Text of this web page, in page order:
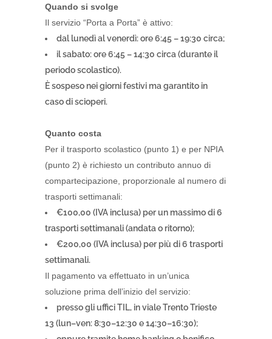
Quando si svolge
Il servizio “Porta a Porta” è attivo:
dal lunedì al venerdì: ore 6:45 – 19:30 circa;
il sabato: ore 6:45 – 14:30 circa (durante il
periodo scolastico).
È sospeso nei giorni festivi ma garantito in
caso di scioperi.
Quanto costa
Per il trasporto scolastico (punto 1) e per NPIA
(punto 2) è richiesto un contributo annuo di
compartecipazione, proporzionale al numero di
trasporti settimanali:
€100,00 (IVA inclusa) per un massimo di 6
trasporti settimanali (andata o ritorno);
€200,00 (IVA inclusa) per più di 6 trasporti
settimanali.
Il pagamento va effettuato in un’unica
soluzione prima dell’inizio del servizio:
presso gli uffici TIL, in viale Trento Trieste
13 (lun–ven: 8:30–12:30 e 14:30–16:30);